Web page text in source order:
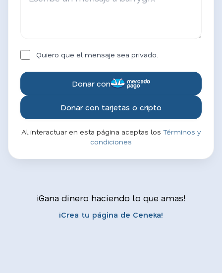
Quiero que el mensaje sea privado.
Donar con
Donar con tarjetas o cripto
Al interactuar en esta página aceptas los Términos y
condiciones
¡Gana dinero haciendo lo que amas!
¡Crea tu página de Ceneka!